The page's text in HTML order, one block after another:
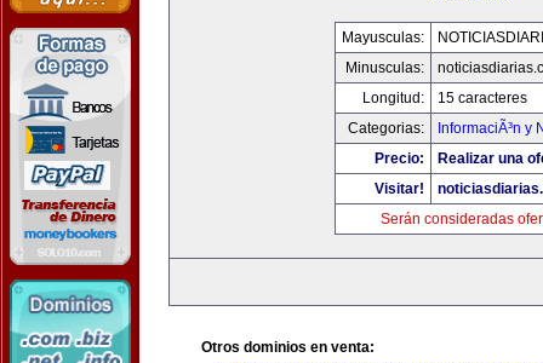
Mayusculas:
Minusculas:
Longitud:
15 caracteres
Categorias:
InformaciÃ³n y
Precio:
Realizar una
Visitar!
Serán consideradas
Otros dominios en venta: